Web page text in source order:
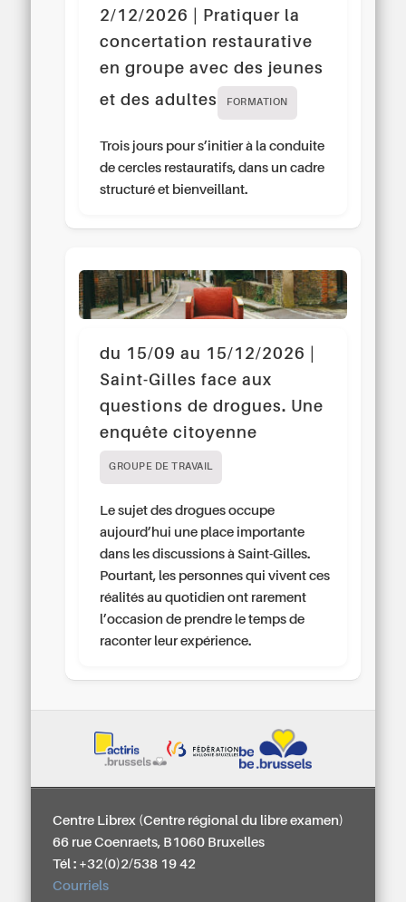
2/12/2026 | Pratiquer la
concertation restaurative
en groupe avec des jeunes
et des adultes
FORMATION
Trois jours pour s’initier à la conduite
de cercles restauratifs, dans un cadre
structuré et bienveillant.
du 15/09 au 15/12/2026 |
Saint-Gilles face aux
questions de drogues. Une
enquête citoyenne
GROUPE DE TRAVAIL
Le sujet des drogues occupe
aujourd’hui une place importante
dans les discussions à Saint-Gilles.
Pourtant, les personnes qui vivent ces
réalités au quotidien ont rarement
l’occasion de prendre le temps de
raconter leur expérience.
Centre Librex (Centre régional du libre examen)
66 rue Coenraets, B1060 Bruxelles
Tél : +32(0)2/538 19 42
Courriels